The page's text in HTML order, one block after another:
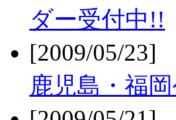
ダー受付中!!
[2009/05/23]
鹿児島・福